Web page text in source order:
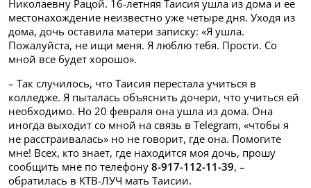
Николаевну Рацой. 16-летняя Таисия ушла из дома и ее
местонахождение неизвестно уже четыре дня. Уходя из
дома, дочь оставила матери записку: «Я ушла.
Пожалуйста, не ищи меня. Я люблю тебя. Прости. Со
мной все будет хорошо».
– Так случилось, что Таисия перестала учиться в
колледже. Я пыталась объяснить дочери, что учиться ей
необходимо. Но 20 февраля она ушла из дома. Она
иногда выходит со мной на связь в Telegram, «чтобы я
не расстраивалась» но не говорит, где она. Помогите
мне! Всех, кто знает, где находится моя дочь, прошу
сообщить мне по телефону 8-917-112-11-39, –
обратилась в КТВ-ЛУЧ мать Таисии.